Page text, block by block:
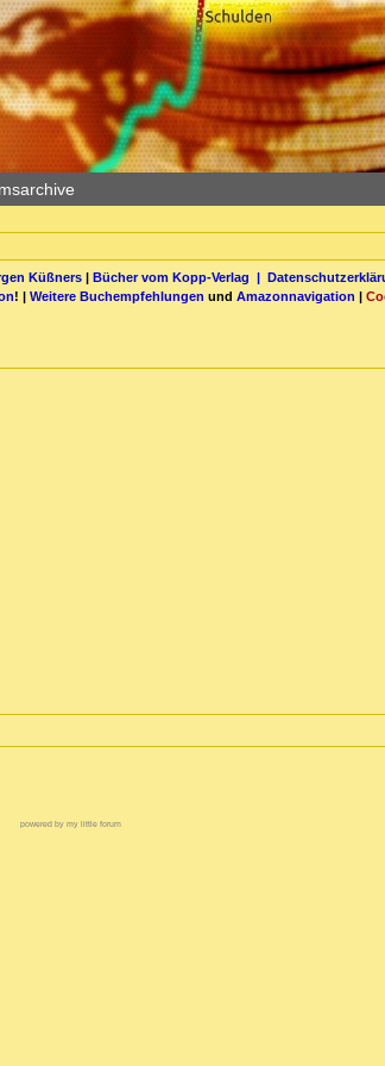
Küßners| Bücher vom Kopp-Verlag |
! | Weitere Buchempfehlungen und Amazonnavigation |
powered by my little forum